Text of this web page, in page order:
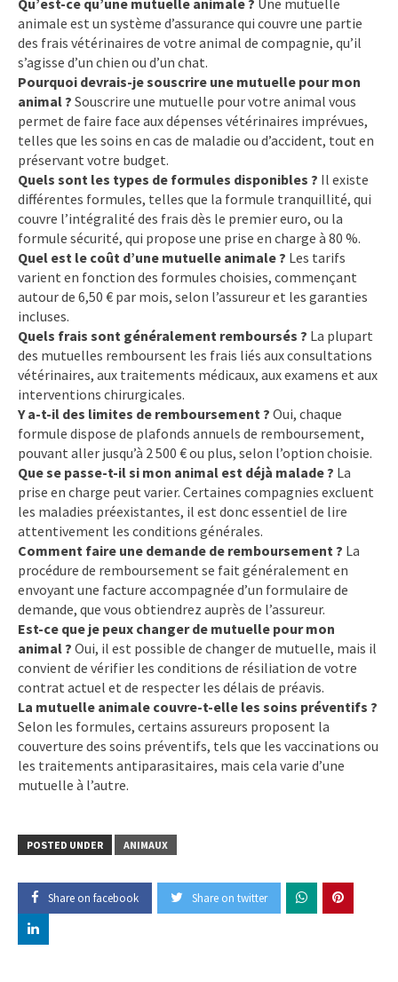
animale est un système d’assurance qui couvre une partie
des frais vétérinaires de votre animal de compagnie, qu’il
s’agisse d’un chien ou d’un chat.
Pourquoi devrais-je souscrire une mutuelle pour mon
animal ? Souscrire une mutuelle pour votre animal vous
permet de faire face aux dépenses vétérinaires imprévues,
telles que les soins en cas de maladie ou d’accident, tout en
préservant votre budget.
Quels sont les types de formules disponibles ? Il existe
différentes formules, telles que la formule tranquillité, qui
couvre l’intégralité des frais dès le premier euro, ou la
formule sécurité, qui propose une prise en charge à 80 %.
Quel est le coût d’une mutuelle animale ? Les tarifs
varient en fonction des formules choisies, commençant
autour de 6,50 € par mois, selon l’assureur et les garanties
incluses.
Quels frais sont généralement remboursés ? La plupart
des mutuelles remboursent les frais liés aux consultations
vétérinaires, aux traitements médicaux, aux examens et aux
interventions chirurgicales.
Y a-t-il des limites de remboursement ? Oui, chaque
formule dispose de plafonds annuels de remboursement,
pouvant aller jusqu’à 2 500 € ou plus, selon l’option choisie.
Que se passe-t-il si mon animal est déjà malade ? La
prise en charge peut varier. Certaines compagnies excluent
les maladies préexistantes, il est donc essentiel de lire
attentivement les conditions générales.
Comment faire une demande de remboursement ? La
procédure de remboursement se fait généralement en
envoyant une facture accompagnée d’un formulaire de
demande, que vous obtiendrez auprès de l’assureur.
Est-ce que je peux changer de mutuelle pour mon
animal ? Oui, il est possible de changer de mutuelle, mais il
convient de vérifier les conditions de résiliation de votre
contrat actuel et de respecter les délais de préavis.
La mutuelle animale couvre-t-elle les soins préventifs ?
Selon les formules, certains assureurs proposent la
couverture des soins préventifs, tels que les vaccinations ou
les traitements antiparasitaires, mais cela varie d’une
mutuelle à l’autre.
POSTED UNDER ANIMAUX
Share on facebook Share on twitter